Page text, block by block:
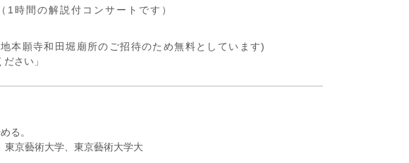
（1時間の解説付コンサートです）
本願寺和田堀廟所のご招待のため無料としています)
さい」
る。
京藝術大学、東京藝術大学大